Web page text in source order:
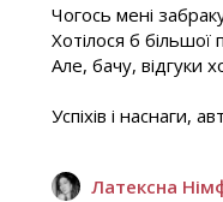
Чогось мені
Хотілося б
Але, бачу, відгуки
Успіхів і наснаги,
Латексна